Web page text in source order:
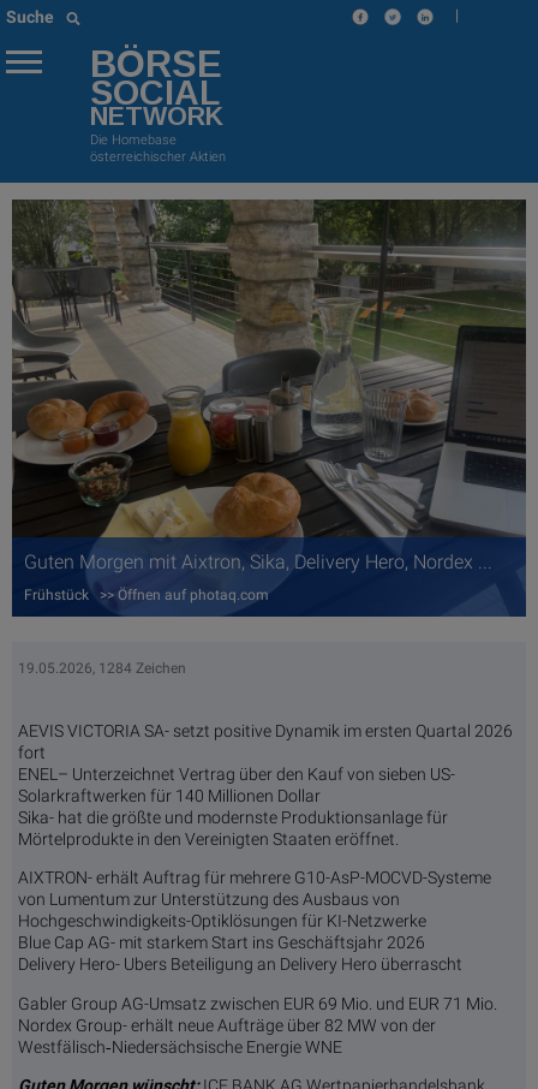
Suche |
BÖRSE
SOCIAL
NETWORK
Die Homebase
österreichischer Aktien
Guten Morgen mit Aixtron, Sika, Delivery Hero, Nordex ...
Frühstück >> Öffnen auf photaq.com
19.05.2026, 1284 Zeichen
AEVIS VICTORIA SA- setzt positive Dynamik im ersten Quartal 2026
fort
ENEL– Unterzeichnet Vertrag über den Kauf von sieben US-
Solarkraftwerken für 140 Millionen Dollar
Sika- hat die größte und modernste Produktionsanlage für
Mörtelprodukte in den Vereinigten Staaten eröffnet.
AIXTRON- erhält Auftrag für mehrere G10-AsP-MOCVD-Systeme
von Lumentum zur Unterstützung des Ausbaus von
Hochgeschwindigkeits-Optiklösungen für KI-Netzwerke
Blue Cap AG- mit starkem Start ins Geschäftsjahr 2026
Delivery Hero- Ubers Beteiligung an Delivery Hero überrascht
Gabler Group AG-Umsatz zwischen EUR 69 Mio. und EUR 71 Mio.
Nordex Group- erhält neue Aufträge über 82 MW von der
Westfälisch‐Niedersächsische Energie WNE